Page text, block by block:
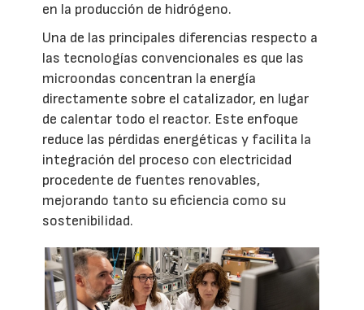
en la producción de hidrógeno.
Una de las principales diferencias respecto a
las tecnologías convencionales es que las
microondas concentran la energía
directamente sobre el catalizador, en lugar
de calentar todo el reactor. Este enfoque
reduce las pérdidas energéticas y facilita la
integración del proceso con electricidad
procedente de fuentes renovables,
mejorando tanto su eficiencia como su
sostenibilidad.